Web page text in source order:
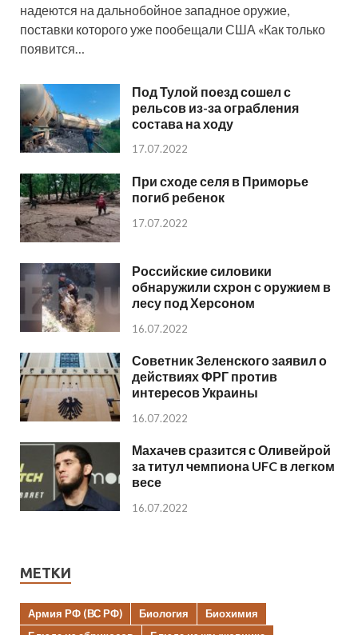
надеются на дальнобойное западное оружие,
поставки которого уже пообещали США «Как только
появится…
Под Тулой поезд сошел с
рельсов из-за ограбления
состава на ходу
17.07.2022
При сходе селя в Приморье
погиб ребенок
17.07.2022
Российские силовики
обнаружили схрон с оружием в
лесу под Херсоном
16.07.2022
Советник Зеленского заявил о
действиях ФРГ против
интересов Украины
16.07.2022
Махачев сразится с Оливейрой
за титул чемпиона UFC в легком
весе
16.07.2022
МЕТКИ
Армия РФ (ВС РФ) Биология
Биохимия